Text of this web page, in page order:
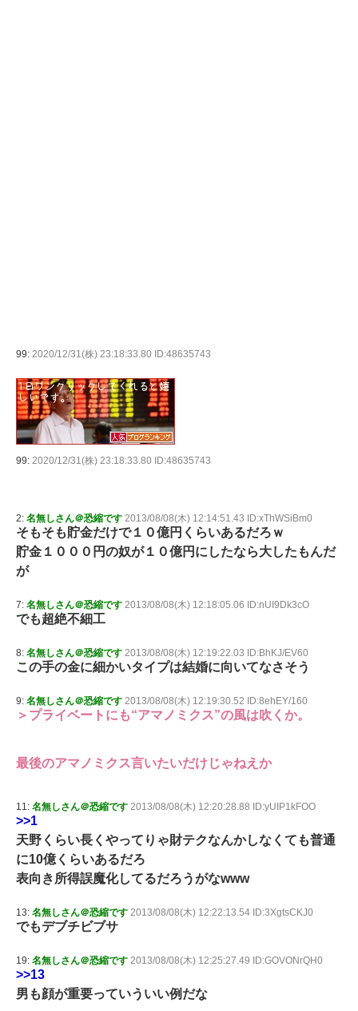
99: 2020/12/31(株) 23:18:33.80 ID:48635743
99: 2020/12/31(株) 23:18:33.80 ID:48635743
2: 名無しさん＠恐縮です 2013/08/08(木) 12:14:51.43 ID:xThWSiBm0
そもそも貯金だけで１０億円くらいあるだろｗ
貯金１０００円の奴が１０億円にしたなら大したもんだ
が
7: 名無しさん＠恐縮です 2013/08/08(木) 12:18:05.06 ID:nUI9Dk3cO
でも超絶不細工
8: 名無しさん＠恐縮です 2013/08/08(木) 12:19:22.03 ID:BhKJ/EV60
この手の金に細かいタイプは結婚に向いてなさそう
9: 名無しさん＠恐縮です 2013/08/08(木) 12:19:30.52 ID:8ehEY/160
＞プライベートにも“アマノミクス”の風は吹くか。
最後のアマノミクス言いたいだけじゃねえか
11: 名無しさん＠恐縮です 2013/08/08(木) 12:20:28.88 ID:yUIP1kFOO
>>1
天野くらい長くやってりゃ財テクなんかしなくても普通
に10億くらいあるだろ
表向き所得誤魔化してるだろうがなwww
13: 名無しさん＠恐縮です 2013/08/08(木) 12:22:13.54 ID:3XgtsCKJ0
でもデブチビブサ
19: 名無しさん＠恐縮です 2013/08/08(木) 12:25:27.49 ID:GOVONrQH0
>>13
男も顔が重要っていういい例だな